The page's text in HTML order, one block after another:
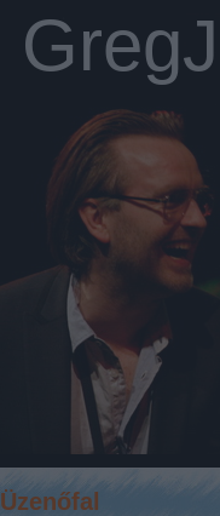
Üzenőfal